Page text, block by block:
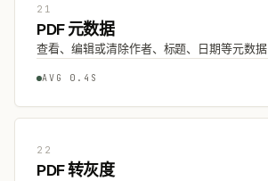
21
PDF 元数据
查看、编辑或清除作者、标题、日期等元数据
AVG 0.4S
22
PDF 转灰度